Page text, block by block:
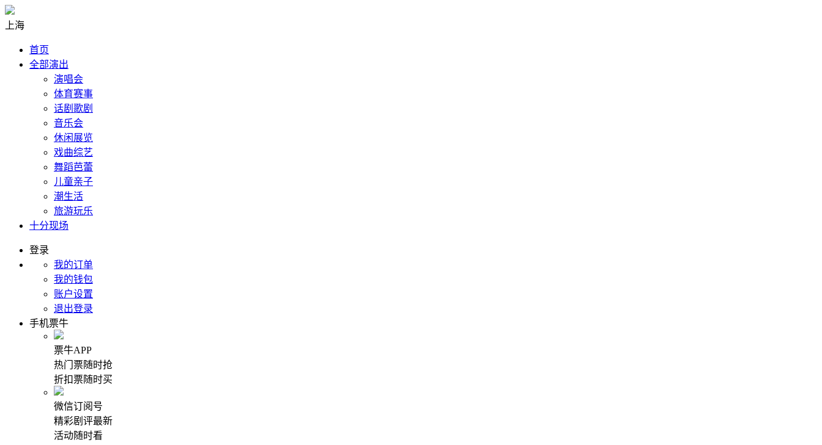
上海
首页
全部演出
演唱会
体育赛事
话剧歌剧
音乐会
休闲展览
戏曲综艺
舞蹈芭蕾
儿童亲子
潮生活
旅游玩乐
十分现场
登录
我的订单
我的钱包
账户设置
退出登录
手机票牛
票牛APP
热门票随时抢
折扣票随时买
微信订阅号
精彩剧评最新
活动随时看